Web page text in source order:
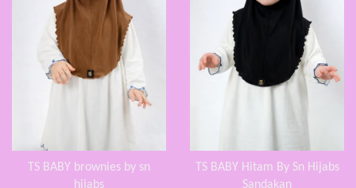
TS BABY brownies by sn
hijabs
TS BABY Hitam By Sn Hijabs
Sandakan